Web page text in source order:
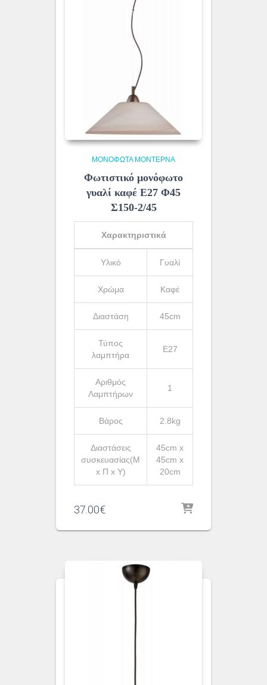
ΜΟΝΌΦΩΤΑ ΜΟΝΤΈΡΝΑ
Φωτιστικό μονόφωτο
γυαλί καφέ Ε27 Φ45
Σ150-2/45
Χαρακτηριστικά
Υλικό Γυαλί
Χρώμα Καφέ
Διαστάση 45cm
Τύπος
λαμπτήρα
Ε27
Αριθμός
Λαμπτήρων
1
Βάρος 2.8kg
Διαστάσεις
συσκευασίας(Μ
x Π x Υ)
45cm x
45cm x
20cm
37.00€